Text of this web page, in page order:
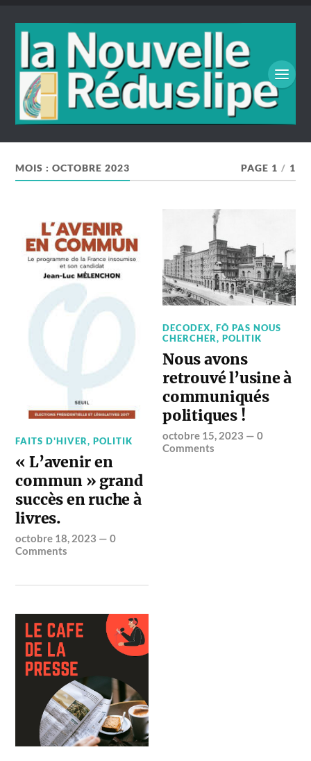
MOIS :OCTOBRE 2023 PAGE 1 / 1
FAITS D'HIVER,POLITIK
« L’avenir en
commun » grand
succès en ruche à
livres.
octobre 18, 2023 —0
Comments
DECODEX,FÔ PAS NOUS
CHERCHER,POLITIK
Nous avons
retrouvé l’usine à
communiqués
politiques !
octobre 15, 2023 —0
Comments